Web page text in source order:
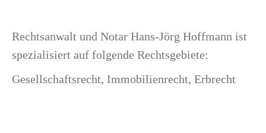
Rechtsanwalt und Notar Hans-Jörg Hoffmann ist
spezialisiert auf folgende Rechtsgebiete:
Gesellschaftsrecht, Immobilienrecht, Erbrecht